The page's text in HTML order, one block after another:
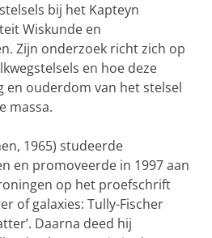
bij het Kapteyn
Wiskunde en
Zijn onderzoek richt zich op
en hoe deze
en ouderdom van het stelsel
massa.
1965) studeerde
en promoveerde in 1997 aan
op het proefschrift
of galaxies: Tully-Fischer
Daarna deed hij